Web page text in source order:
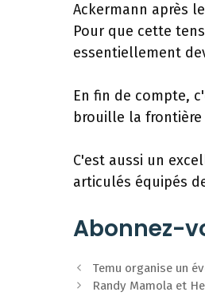
Ackermann après
Pour que cette
essentiellement
En fin de compte,
brouille la
C'est aussi un
articulés équipés
Abonnez-
Navigation
des
Temu organise un
Randy Mamola et